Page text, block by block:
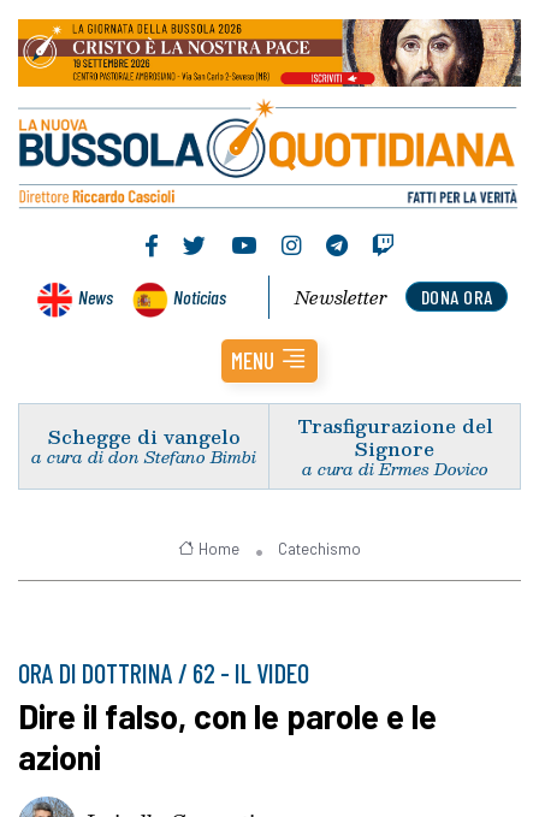
News Noticias DONA ORA
Newsletter
MENU
Schegge di vangelo
a cura di don Stefano Bimbi
Trasfigurazione del
Signore
a cura di Ermes Dovico
Home Catechismo
ORA DI DOTTRINA / 62 - IL VIDEO
Dire il falso, con le parole e le
azioni